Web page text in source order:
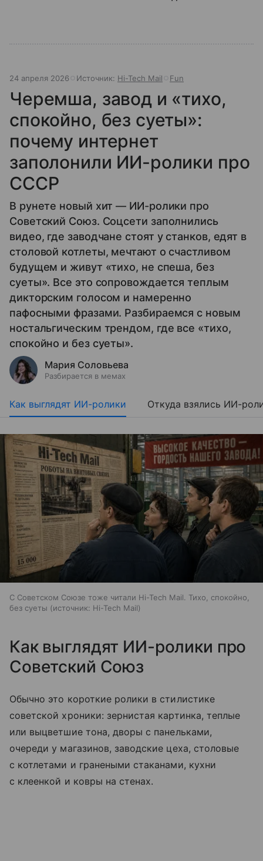
24 апреля 2026 Источник: Hi-Tech Mail Fun
Черемша, завод и «тихо,
спокойно, без суеты»:
почему интернет
заполонили ИИ-ролики про
СССР
В рунете новый хит — ИИ-ролики про
Советский Союз. Соцсети заполнились
видео, где заводчане стоят у станков, едят в
столовой котлеты, мечтают о счастливом
будущем и живут «тихо, не спеша, без
суеты». Все это сопровождается теплым
дикторским голосом и намеренно
пафосными фразами. Разбираемся с новым
ностальгическим трендом, где все «тихо,
спокойно и без суеты».
Мария Соловьева
Разбирается в мемах
Как выглядят ИИ-ролики Откуда взялись ИИ-
С Советском Союзе тоже читали Hi-Tech Mail. Тихо, спокойно,
без суеты
источник: Hi-Tech Mail
Как выглядят ИИ-ролики про
Советский Союз
Обычно это короткие ролики в стилистике
советской хроники: зернистая картинка, теплые
или выцветшие тона, дворы с панельками,
очереди у магазинов, заводские цеха, столовые
с котлетами и гранеными стаканами, кухни
с клеенкой и ковры на стенах.